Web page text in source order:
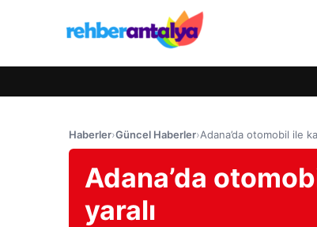
Haberler›Güncel Haberler›Adana’da otomobil ile
Adana’da
yaralı